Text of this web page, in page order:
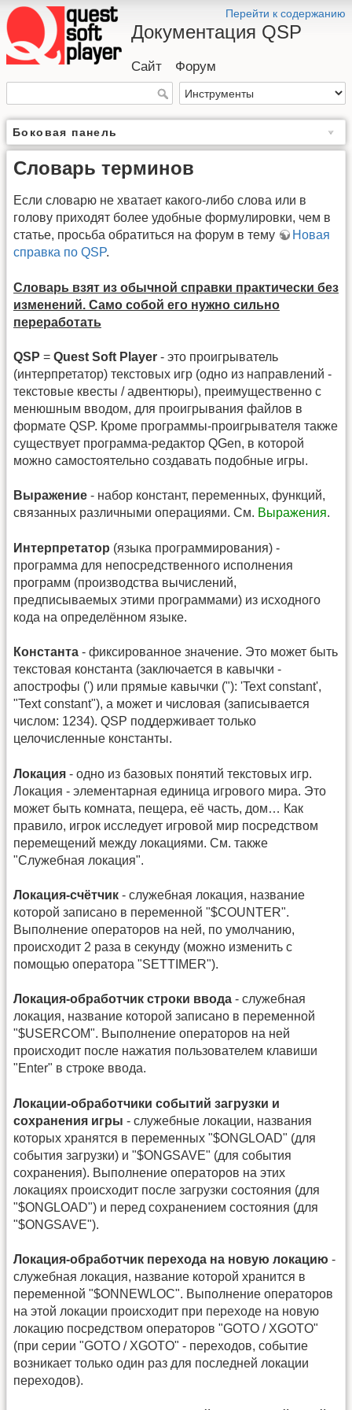
Перейти к содержанию
Документация QSP
Сайт Форум
Боковая панель
Словарь терминов
Если словарю не хватает какого-либо слова или в
голову приходят более удобные формулировки, чем в
статье, просьба обратиться на форум в тему
Новая
справка по QSP.
Словарь взят из обычной справки практически без
изменений. Само собой его нужно сильно
переработать
QSP = Quest Soft Player - это проигрыватель
(интерпретатор) текстовых игр (одно из направлений -
текстовые квесты / адвентюры), преимущественно с
менюшным вводом, для проигрывания файлов в
формате QSP. Кроме программы-проигрывателя также
существует программа-редактор QGen, в которой
можно самостоятельно создавать подобные игры.
Выражение - набор констант, переменных, функций,
связанных различными операциями. См. Выражения.
Интерпретатор (языка программирования) -
программа для непосредственного исполнения
программ (производства вычислений,
предписываемых этими программами) из исходного
кода на определённом языке.
Константа - фиксированное значение. Это может быть
текстовая константа (заключается в кавычки -
апострофы (') или прямые кавычки ("): 'Text constant',
"Text constant"), а может и числовая (записывается
числом: 1234). QSP поддерживает только
целочисленные константы.
Локация - одно из базовых понятий текстовых игр.
Локация - элементарная единица игрового мира. Это
может быть комната, пещера, её часть, дом… Как
правило, игрок исследует игровой мир посредством
перемещений между локациями. См. также
"Служебная локация".
Локация-счётчик - служебная локация, название
которой записано в переменной "$COUNTER".
Выполнение операторов на ней, по умолчанию,
происходит 2 раза в секунду (можно изменить с
помощью оператора "SETTIMER").
Локация-обработчик строки ввода - служебная
локация, название которой записано в переменной
"$USERCOM". Выполнение операторов на ней
происходит после нажатия пользователем клавиши
"Enter" в строке ввода.
Локации-обработчики событий загрузки и
сохранения игры - служебные локации, названия
которых хранятся в переменных "$ONGLOAD" (для
события загрузки) и "$ONGSAVE" (для события
сохранения). Выполнение операторов на этих
локациях происходит после загрузки состояния (для
"$ONGLOAD") и перед сохранением состояния (для
"$ONGSAVE").
Локация-обработчик перехода на новую локацию -
служебная локация, название которой хранится в
переменной "$ONNEWLOC". Выполнение операторов
на этой локации происходит при переходе на новую
локацию посредством операторов "GOTO / XGOTO"
(при серии "GOTO / XGOTO" - переходов, событие
возникает только один раз для последней локации
переходов).